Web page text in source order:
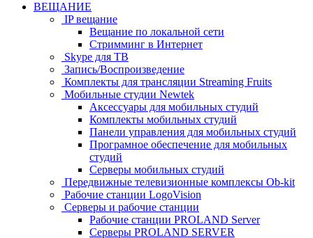
ВЕЩАНИЕ
IP вещание
Вещание по локальной сети
Стримминг в Интернет
Skype для ТВ
Запись/Воспроизведение
Комплекты для трансляции Streaming Fruits
Мобильные студии Newtek
Аксессуары для мобильных студий
Комплекты мобильных студий
Панели управления для мобильных студий
Програмное обеспечение для мобильных
студий
Серверы мобильных студий
Передвижные телевизионные комплексы Ob-kit
Рабочие станции LogoVision
Серверы и рабочие станции
Рабочие станции PROLAND Server
Серверы PROLAND SERVER